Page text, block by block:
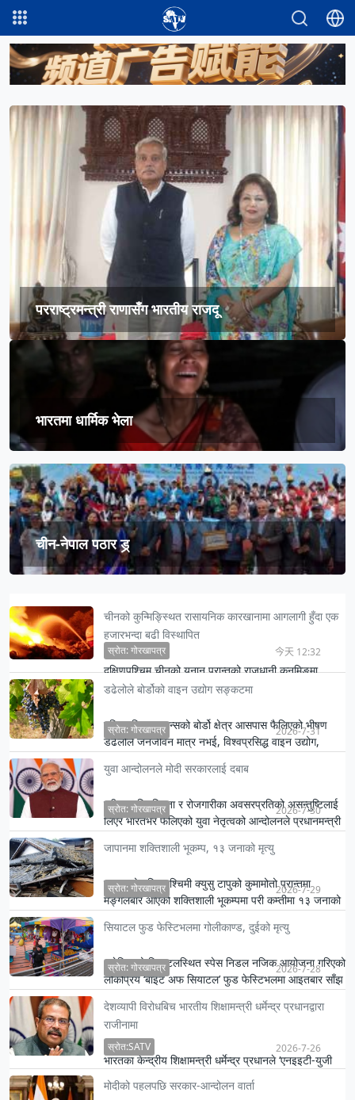
परराष्ट्रमन्त्री राणासँग भारतीय राजदू
भारतमा धार्मिक भेला
चीन-नेपाल पठार ड्र्
चीनको कुन्मिङ्स्थित रासायनिक कारखानामा आगलागी हुँदा एक
हजारभन्दा बढी विस्थापित
दक्षिणपश्चिम चीनको युनान प्रान्तको राजधानी कुनमिङमा
अवस्थित एक रासायनिक कारखानामा लागेको आगलागीका कारण
स्रोत: गोरखापत्र 今天 12:32
डढेलोले बोर्डोको वाइन उद्योग सङ्कटमा
दक्षिणपश्चिम फ्रान्सको बोर्डो क्षेत्र आसपास फैलिएको भीषण
डढेलोले जनजीवन मात्र नभई, विश्वप्रसिद्ध वाइन उद्योग,
स्रोत: गोरखापत्र 2026-7-31
युवा आन्दोलनले मोदी सरकारलाई दबाब
परीक्षा अनियमितता र रोजगारीका अवसरप्रतिको असन्तुष्टिलाई
लिएर भारतभर फैलिएको युवा नेतृत्वको आन्दोलनले प्रधानमन्त्री
स्रोत: गोरखापत्र 2026-7-30
जापानमा शक्तिशाली भूकम्प, १३ जनाको मृत्यु
जापानको दक्षिणपश्चिमी क्युसु टापुको कुमामोतो प्रान्तमा
मङ्गलबार आएको शक्तिशाली भूकम्पमा परी कम्तीमा १३ जनाको
स्रोत: गोरखापत्र 2026-7-29
सियाटल फुड फेस्टिभलमा गोलीकाण्ड, दुईको मृत्यु
अमेरिकाको सियाटलस्थित स्पेस निडल नजिक आयोजना गरिएको
लोकप्रिय ‘बाइट अफ सियाटल’ फुड फेस्टिभलमा आइतबार साँझ
स्रोत: गोरखापत्र 2026-7-28
देशव्यापी विरोधबिच भारतीय शिक्षामन्त्री धर्मेन्द्र प्रधानद्वारा
राजीनामा
भारतका केन्द्रीय शिक्षामन्त्री धर्मेन्द्र प्रधानले ‘एनइइटी-युजी
२०२६’ को प्रश्नपत्र चुहावट सम्बन्धी विवादपछि शनिबार …
स्रोत:SATV 2026-7-26
मोदीको पहलपछि सरकार-आन्दोलन वार्ता